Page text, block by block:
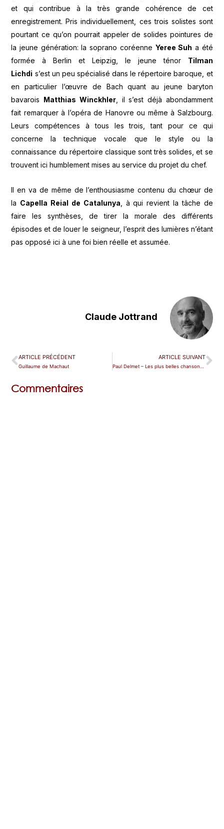
et qui contribue à la très grande cohérence de cet
enregistrement. Pris individuellement, ces trois solistes sont
pourtant ce qu’on pourrait appeler de solides pointures de
la jeune génération: la soprano coréenne Yeree Suh a été
formée à Berlin et Leipzig, le jeune ténor Tilman
Lichdi s’est un peu spécialisé dans le répertoire baroque, et
en particulier l’œuvre de Bach quant au jeune baryton
bavarois Matthias Winckhler, il s’est déjà abondamment
fait remarquer à l’opéra de Hanovre ou même à Salzbourg.
Leurs compétences à tous les trois, tant pour ce qui
concerne la technique vocale que le style ou la
connaissance du répertoire classique sont très solides, et se
trouvent ici humblement mises au service du projet du chef.
Il en va de même de l’enthousiasme contenu du chœur de
la Capella Reial de Catalunya, à qui revient la tâche de
faire les synthèses, de tirer la morale des différents
épisodes et de louer le seigneur, l’esprit des lumières n’étant
pas opposé ici à une foi bien réelle et assumée.
Claude Jottrand
ARTICLE PRÉCÉDENT
Guillaume de Machaut
ARTICLE SUIVANT
Commentaires